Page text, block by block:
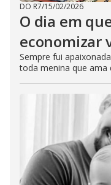
DO R7/15/02/2026
O dia em
economizar
Sempre fui
toda menina que ama